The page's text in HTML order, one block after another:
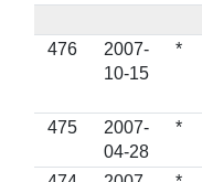
476
2007-
10-15
*
475
2007-
04-28
*